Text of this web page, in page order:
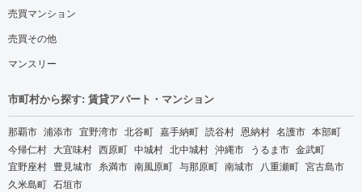
売買マンション
売買その他
マンスリー
市町村から探す: 賃貸アパート・マンション
那覇市 浦添市 宜野湾市 北谷町 嘉手納町 読谷村 恩納村 名護市 本部町
今帰仁村 大宜味村 西原町 中城村 北中城村 沖縄市 うるま市 金武町
宜野座村 豊見城市 糸満市 南風原町 与那原町 南城市 八重瀬町 宮古島市
久米島町 石垣市